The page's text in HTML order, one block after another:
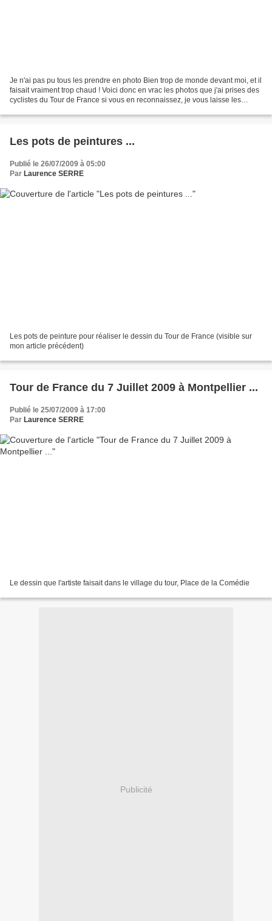
Je n'ai pas pu tous les prendre en photo Bien trop de monde devant moi, et il
faisait vraiment trop chaud ! Voici donc en vrac les photos que j'ai prises des
cyclistes du Tour de France si vous en reconnaissez, je vous laisse les
Les pots de peintures ...
Publié le 26/07/2009 à 05:00
Par Laurence SERRE
Les pots de peinture pour réaliser le dessin du Tour de France (visible sur
mon article précédent)
Tour de France du 7 Juillet 2009 à Montpellier ...
Publié le 25/07/2009 à 17:00
Par Laurence SERRE
Le dessin que l'artiste faisait dans le village du tour, Place de la Comédie
Publicité